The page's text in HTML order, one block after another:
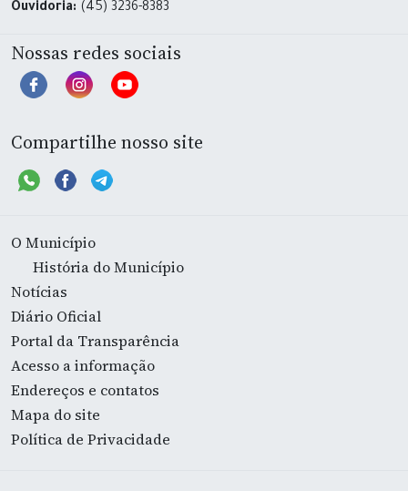
Ouvidoria: (45) 3236-8383
Nossas redes sociais
Compartilhe nosso site
O Município
História do Município
Notícias
Diário Oficial
Portal da Transparência
Acesso a informação
Endereços e contatos
Mapa do site
Política de Privacidade